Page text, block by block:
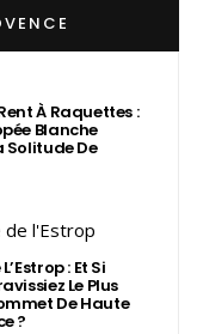
À Raquettes :
Blanche
Solitude De
: Et Si
Le Plus
De Haute
?